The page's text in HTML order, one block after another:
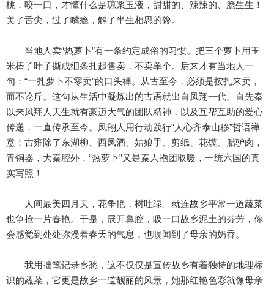
桃，咬一口，才懂什么是琼浆玉液，甜甜的、辣辣的、脆生生！
美了舌尖，过了嘴瘾，解了半生相思的馋。
当地人卖“热萝卜”有一条约定成俗的习惯。把三个萝卜用玉
米棒子叶子撕成细条扎起售卖，不卖单个。后来才有当地人一
句：“一扎萝卜不零卖”的口头禅。从古至今，必须是按扎来卖，
而不论斤。这句从生活中凝炼出的古语就出自凤翔一代。自先秦
以来凤翔人天生就有豪迈大气的团队精神，以及互帮互助的爱心
传递，一直传承至今。凤翔人用行动践行“人心齐泰山移”哲语禅
意！古雍除了东湖柳、西凤酒、姑娘手、剪纸、花馍、腊驴肉，
青铜器，大秦腔外，“热萝卜”又是秦人抱团取暖，一统六国的真
实写照！
人间最美四月天，花争艳，树吐绿。就连故乡平常一道蔬菜
也争抢一片春艳。于是，展开鼻腔，吸一口故乡泥土的芬芳，你
会感觉到处处弥漫着春天的气息，也嗅闻到了母亲的奶香。
我用拙笔记录乡愁，这不仅仅是宣传故乡有着独特的地理标
识的蔬菜，它更是故乡一道靓丽的风景，她那红艳色彩就像母亲